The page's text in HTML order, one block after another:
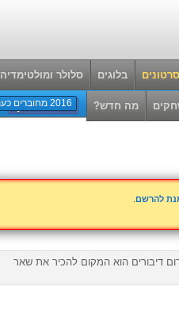
סרטונים בלוגים סלולר ומולטימדיה
מה חדש? 2016 מחוברים כעת
להרשם
דיבורים הוא המקום להכיר את שאר